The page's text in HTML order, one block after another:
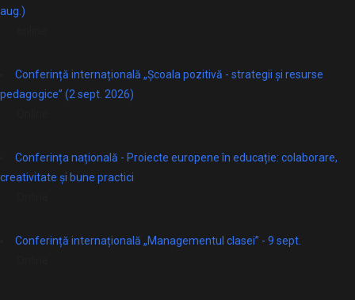
aug.)
Conferință internațională „Școala pozitivă - strategii și resurse
pedagogice” (2 sept. 2026)
Conferința națională - Proiecte europene în educație: colaborare,
creativitate și bune practici
Conferință internațională „Managementul clasei” - 9 sept.